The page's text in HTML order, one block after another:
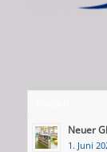
Neuer
1. Juni